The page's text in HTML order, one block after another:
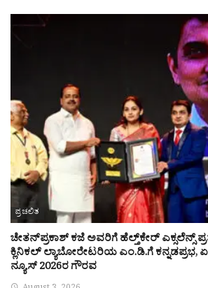
ಪ್ರಚಲಿತ
ಚೇತನ್‌ಪ್ರಕಾಶ್ ಕಜೆ ಅವರಿಗೆ ಹೆಲ್ತ್‌ಕೇರ್ ಎಕ್ಸಲೆನ್ಸ್
ಕ್ಲಿನಿಕಲ್ ಲ್ಯಾಬೋರೇಟರಿಯ ಎಂ.ಡಿ.ಗೆ ಕನ್ನಡಪ್ರಭ,
ನ್ಯೂಸ್ 2026ರ ಗೌರವ